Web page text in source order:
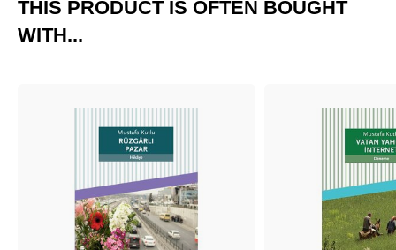
THIS PRODUCT IS OFTEN BOUGHT
WITH...